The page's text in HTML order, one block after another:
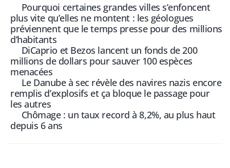
Pourquoi certaines grandes villes s’enfoncent
plus vite qu’elles ne montent : les géologues
préviennent que le temps presse pour des millions
d’habitants
DiCaprio et Bezos lancent un fonds de 200
millions de dollars pour sauver 100 espèces
menacées
Le Danube à sec révèle des navires nazis encore
remplis d’explosifs et ça bloque le passage pour
les autres
Chômage : un taux record à 8,2%, au plus haut
depuis 6 ans